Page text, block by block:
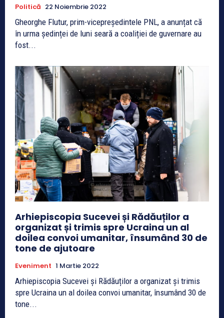
Politică 22 Noiembrie 2022
Gheorghe Flutur, prim-vicepreședintele PNL, a anunțat că
în urma ședinței de luni seară a coaliției de guvernare au
fost...
Arhiepiscopia Sucevei și Rădăuților a
organizat și trimis spre Ucraina un al
doilea convoi umanitar, însumând 30 de
tone de ajutoare
Eveniment 1 Martie 2022
Arhiepiscopia Sucevei și Rădăuților a organizat și trimis
spre Ucraina un al doilea convoi umanitar, însumând 30 de
tone...